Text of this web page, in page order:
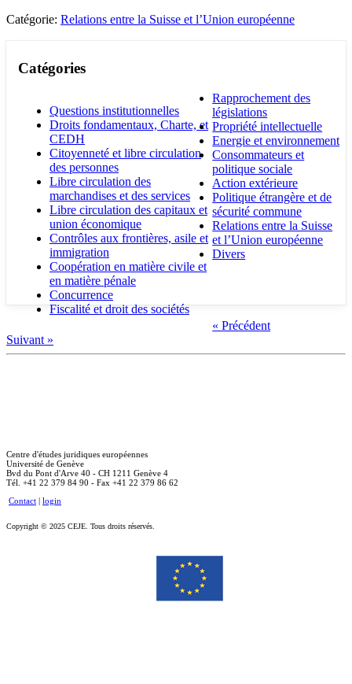
Catégorie: Relations entre la Suisse et l’Union européenne
Catégories
Questions institutionnelles
Droits fondamentaux, Charte, et
CEDH
Citoyenneté et libre circulation
des personnes
Libre circulation des
marchandises et des services
Libre circulation des capitaux et
union économique
Contrôles aux frontières, asile et
immigration
Coopération en matière civile et
en matière pénale
Concurrence
Fiscalité et droit des sociétés
Rapprochement des
législations
Propriété intellectuelle
Energie et environnement
Consommateurs et
politique sociale
Action extérieure
Politique étrangère et de
sécurité commune
Relations entre la Suisse
et l’Union européenne
Divers
« Précédent
Suivant »
Centre d'études juridiques européennes
Université de Genève
Bvd du Pont d'Arve 40 - CH 1211 Genève 4
Tél. +41 22 379 84 90 - Fax +41 22 379 86 62
Contact
login
Copyright © 2025 CEJE. Tous droits réservés.